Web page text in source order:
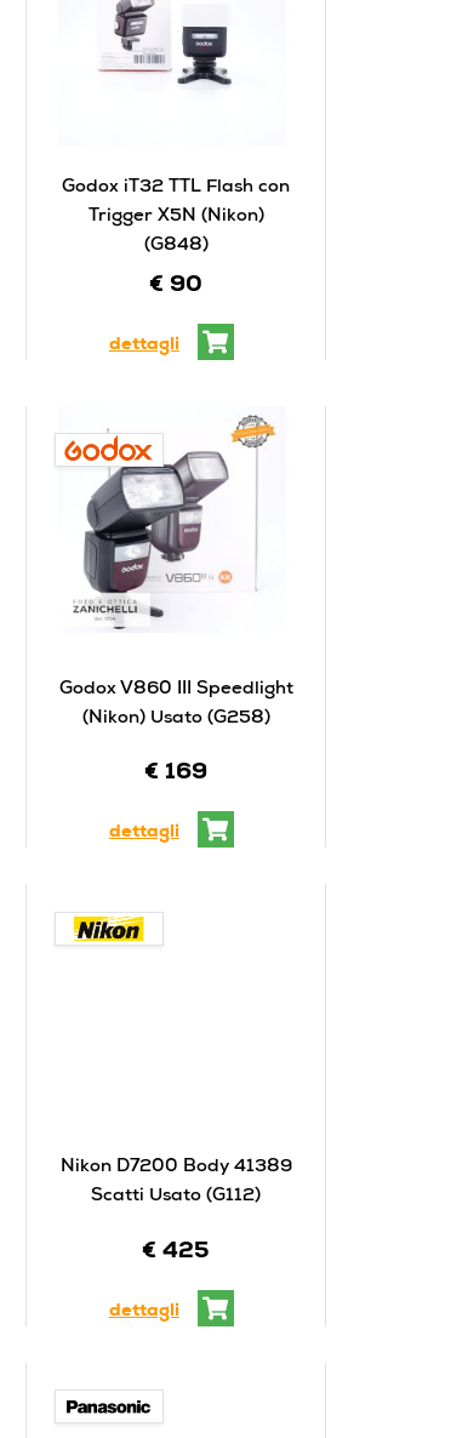
Godox iT32 TTL Flash con
Trigger X5N (Nikon)
(G848)
€ 90
dettagli
Godox V860 III Speedlight
(Nikon) Usato (G258)
€ 169
dettagli
Nikon D7200 Body 41389
Scatti Usato (G112)
€ 425
dettagli